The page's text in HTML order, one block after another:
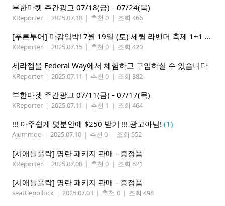
부한마켓 주간광고 07/18(금) - 07/24(목)
KReporter | 2025.07.18 | 추천 0 | 조회 466
[푸른투어] 마감임박! 7월 19일 (토) 세큄 라벤더 축제 1+1 이벤트
KReporter | 2025.07.15 | 추천 0 | 조회 420
세라젬을 Federal Way에서 체험하고 구입하실 수 있습니다
KReporter | 2025.07.11 | 추천 0 | 조회 382
부한마켓 주간광고 07/11(금) - 07/17(목)
KReporter | 2025.07.11 | 추천 1 | 조회 464
!!! 아주쉽게 몇분안에 $250 받기 !!! 광고아님! (1)
Ajummoo | 2025.07.10 | 추천 0 | 조회 552
[시애틀폴락] 명란 패키지 판매 - 증정품
KReporter | 2025.07.08 | 추천 0 | 조회 621
[시애틀폴락] 명란 패키지 판매 - 증정품
seattlepollock | 2025.07.03 | 추천 0 | 조회 498